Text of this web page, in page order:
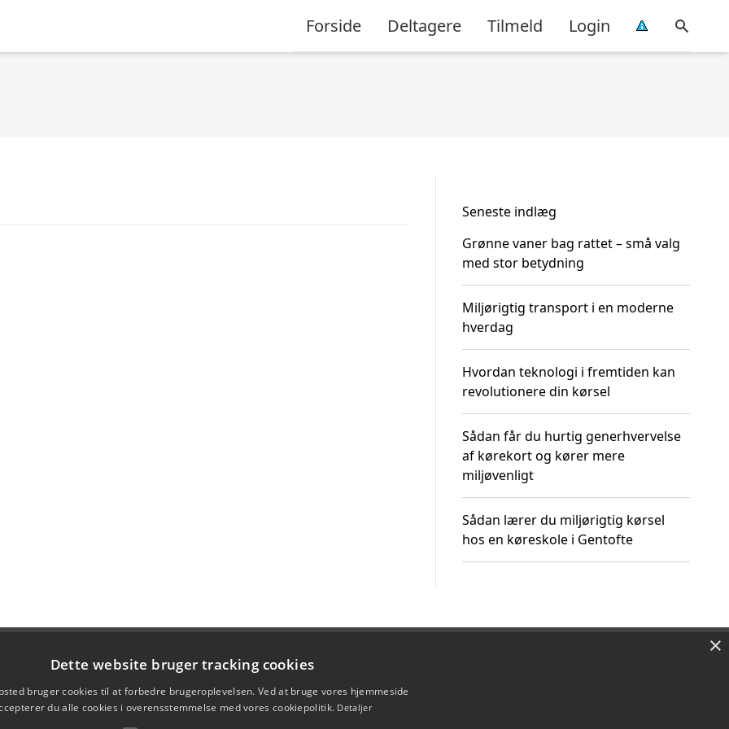
Forside Deltagere Tilmeld Login
Seneste indlæg
Grønne vaner bag rattet – små valg
med stor betydning
Miljørigtig transport i en moderne
hverdag
Hvordan teknologi i fremtiden kan
revolutionere din kørsel
Sådan får du hurtig generhvervelse
af kørekort og kører mere
miljøvenligt
Sådan lærer du miljørigtig kørsel
hos en køreskole i Gentofte
×
Dette website bruger tracking cookies
bruger cookies til at forbedre brugeroplevelsen. Ved at bruge vores hjemmeside
du alle cookies i overensstemmelse med vores cookiepolitik. Detaljer